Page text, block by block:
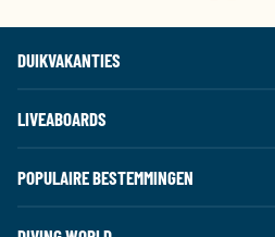
DUIKVAKANTIES
LIVEABOARDS
POPULAIRE BESTEMMINGEN